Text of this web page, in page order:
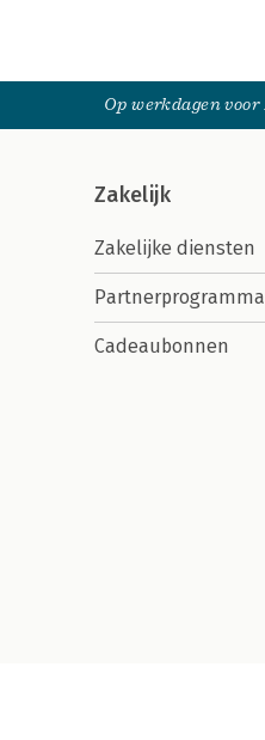
Op werkdagen
Zakelijk
Zakelijke diensten
Partnerprogramma
Cadeaubonnen